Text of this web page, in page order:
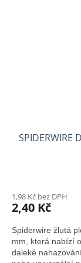
1,98 Kč bez DPH
2,40 Kč
Spiderwire žlutá
mm, která nabízí
daleké